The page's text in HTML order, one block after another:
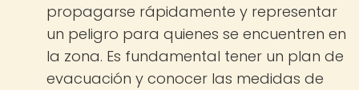
propagarse rápidamente y representar
un peligro para quienes se encuentren en
la zona. Es fundamental tener un plan de
evacuación y conocer las medidas de